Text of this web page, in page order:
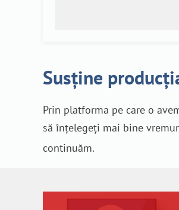
Susține
Prin platforma pe care o
să înțelegeți mai bine
continuăm.